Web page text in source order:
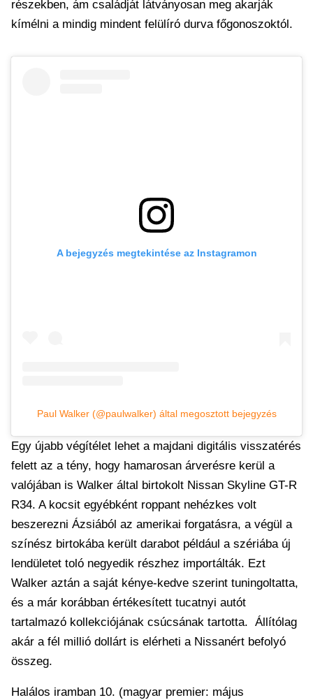
részekben, ám családját látványosan meg akarják
kímélni a mindig mindent felülíró durva főgonoszoktól.
A bejegyzés megtekintése az Instagramon
Paul Walker (@paulwalker) által megosztott bejegyzés
Egy újabb végítélet lehet a majdani digitális visszatérés
felett az a tény, hogy hamarosan árverésre kerül a
valójában is Walker által birtokolt Nissan Skyline GT-R
R34. A kocsit egyébként roppant nehézkes volt
beszerezni Ázsiából az amerikai forgatásra, a végül a
színész birtokába került darabot például a szériába új
lendületet toló negyedik részhez importálták. Ezt
Walker aztán a saját kénye-kedve szerint tuningoltatta,
és a már korábban értékesített tucatnyi autót
tartalmazó kollekciójának csúcsának tartotta. Állítólag
akár a fél millió dollárt is elérheti a Nissanért befolyó
összeg.
Halálos iramban 10. (magyar premier: május